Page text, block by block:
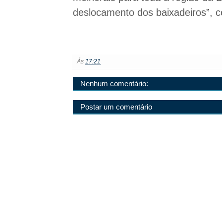
deslocamento dos baixadeiros”,
Ás 17:21
Nenhum comentário:
Postar um comentário